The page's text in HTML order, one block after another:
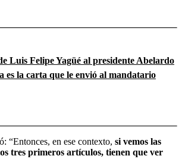
Luis Felipe Yagüé al presidente Abelardo
es la carta que le envió al mandatario
“Entonces, en ese contexto, si vemos las
tres primeros artículos, tienen que ver